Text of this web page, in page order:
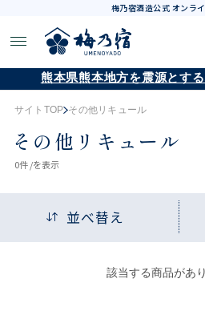
梅乃宿酒造公式 オンラ
熊本県熊本地方を震源とす
サイトTOP その他リキュール
その他リキュール
0件 /を表示
並べ替え
該当する商品があ